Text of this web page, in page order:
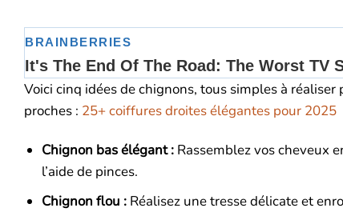
Voici cinq idées de chignons, tous simples à
proches : 25+ coiffures droites élégantes pour 2025
Chignon bas élégant : Rassemblez vos cheveux
l’aide de pinces.
Chignon flou : Réalisez une tresse délicate et